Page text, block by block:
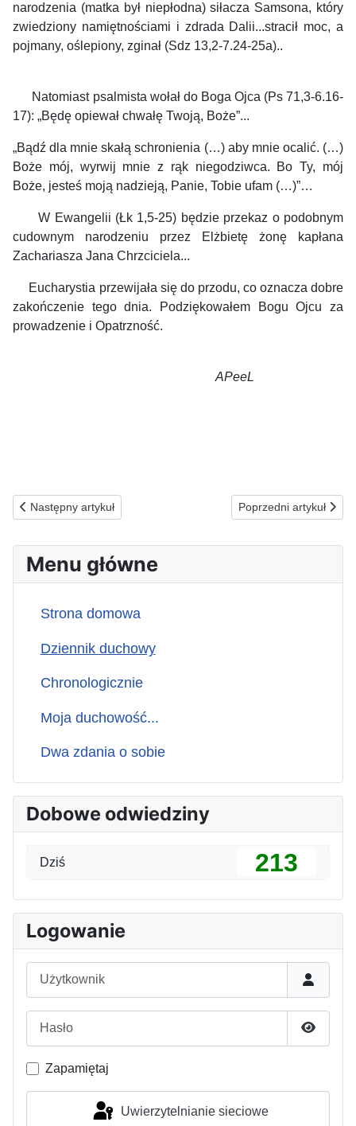
narodzenia (matka był niepłodna) siłacza Samsona, który
zwiedziony namiętnościami i zdrada Dalii...stracił moc, a
pojmany, oślepiony, zginał (Sdz 13,2-7.24-25a)..
Natomiast psalmista wołał do Boga Ojca (Ps 71,3-6.16-
17): „Będę opiewał chwałę Twoją, Boże”...
„Bądź dla mnie skałą schronienia (…) aby mnie ocalić. (…)
Boże mój, wyrwij mnie z rąk niegodziwca. Bo Ty, mój
Boże, jesteś moją nadzieją, Panie, Tobie ufam (…)”…
W Ewangelii (Łk 1,5-25) będzie przekaz o podobnym
cudownym narodzeniu przez Elżbietę żonę kapłana
Zachariasza Jana Chrzciciela...
Eucharystia przewijała się do przodu, co oznacza dobre
zakończenie tego dnia. Podziękowałem Bogu Ojcu za
prowadzenie i Opatrzność.
APeeL
Poprzednia strona: 20.12.2025(s) ZA ZAWŁASZCZAJĄCYCH
Następny artykuł Następna strona:
Poprzedni artykuł
Menu główne
Strona domowa
Dziennik duchowy
Chronologicznie
Moja duchowość...
Dwa zdania o sobie
Dobowe odwiedziny
Dziś 213
Logowanie
Pokaż
Zapamiętaj
Uwierzytelnianie sieciowe